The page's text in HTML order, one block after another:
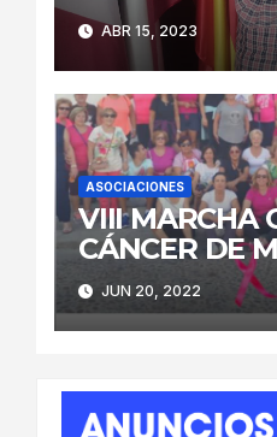
Melibea.
ABR 15, 2023
ASOCIACIONES
VIII MARCHA
CÁNCER DE
JUN 20, 2022